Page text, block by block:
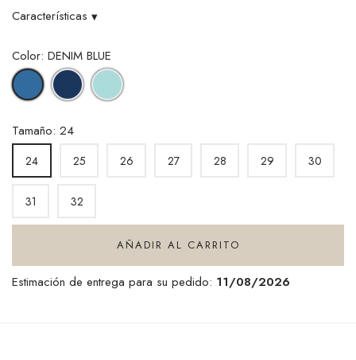
Características ▾
Color: DENIM BLUE
DENIM
BLUE
BRUT
DENIM
LIGHT
DENIM
Tamaño: 24
24 25 26 27 28 29 30
31 32
AÑADIR AL CARRITO
Estimación de entrega para su pedido: 11/08/2026